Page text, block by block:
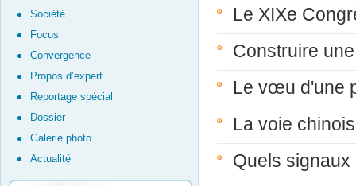
Société
Focus
Convergence
Propos d’expert
Reportage spécial
Dossier
Galerie photo
Actualité
Le XIXe
Construire
Le vœu d'une
La voie
Quels